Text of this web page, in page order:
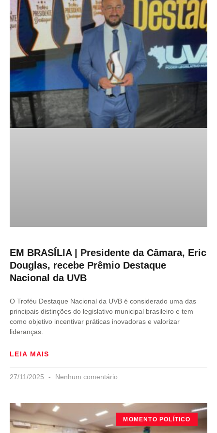
EM BRASÍLIA | Presidente da Câmara, Eric
Douglas, recebe Prêmio Destaque
Nacional da UVB
O Troféu Destaque Nacional da UVB é considerado uma das
principais distinções do legislativo municipal brasileiro e tem
como objetivo incentivar práticas inovadoras e valorizar
lideranças.
LEIA MAIS
27/11/2025 Nenhum comentário
MOMENTO POLÍTICO